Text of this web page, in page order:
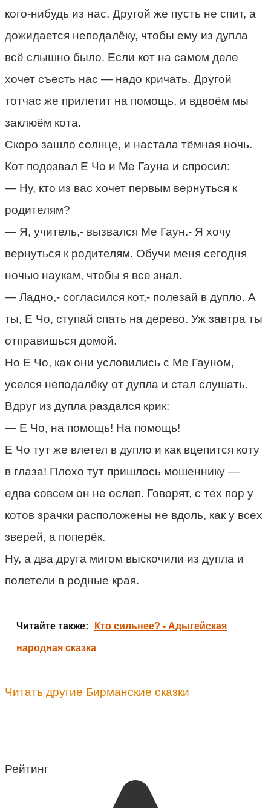
кого-нибудь из нас. Другой же пусть не спит, а
дожидается неподалёку, чтобы ему из дупла
всё слышно было. Если кот на самом деле
хочет съесть нас — надо кричать. Другой
тотчас же прилетит на помощь, и вдвоём мы
заклюём кота.
Скоро зашло солнце, и настала тёмная ночь.
Кот подозвал Е Чо и Me Гауна и спросил:
— Ну, кто из вас хочет первым вернуться к
родителям?
— Я, учитель,- вызвался Me Гаун.- Я хочу
вернуться к родителям. Обучи меня сегодня
ночью наукам, чтобы я все знал.
— Ладно,- согласился кот,- полезай в дупло. А
ты, Е Чо, ступай спать на дерево. Уж завтра ты
отправишься домой.
Но Е Чо, как они условились с Me Гауном,
уселся неподалёку от дупла и стал слушать.
Вдруг из дупла раздался крик:
— Е Чо, на помощь! На помощь!
Е Чо тут же влетел в дупло и как вцепится коту
в глаза! Плохо тут пришлось мошеннику —
едва совсем он не ослеп. Говорят, с тех пор у
котов зрачки расположены не вдоль, как у всех
зверей, а поперёк.
Ну, а два друга мигом выскочили из дупла и
полетели в родные края.
Читайте также: Кто сильнее? - Адыгейская
народная сказка
Читать другие Бирманские сказки
Рейтинг